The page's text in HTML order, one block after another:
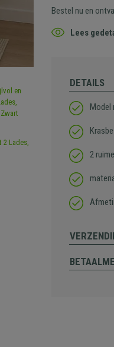
Bestel nu en
Lees
DETAILS
Model
2